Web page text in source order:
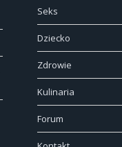
Seks
Dziecko
Zdrowie
Kulinaria
Forum